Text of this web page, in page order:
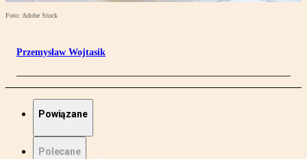
Foto: Adobe Stock
Przemysław Wojtasik
Powiązane
Polecane